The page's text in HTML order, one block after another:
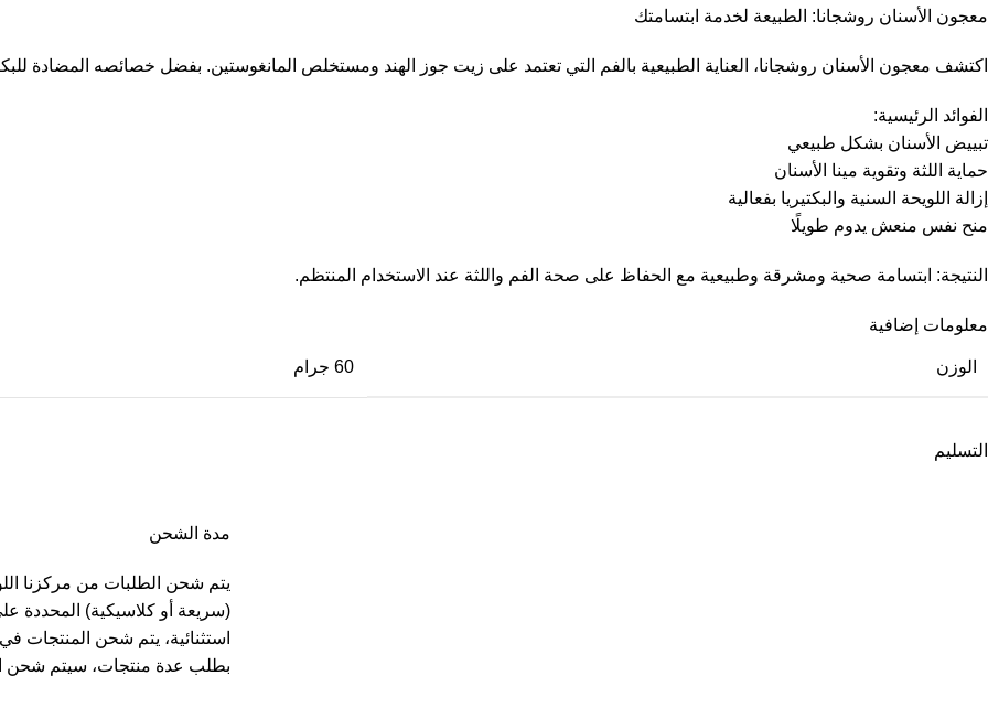
معجون الأسنان روشجانا: الطبيعة لخدمة ابتسامتك
اكتشف معجون الأسنان روشجانا، العناية الطبيعية بالفم التي تعتمد على زيت جوز الهند ومستخلص المانغوستين. بفضل خصائصه المضادة
الفوائد الرئيسية:
تبييض الأسنان بشكل طبيعي
حماية اللثة وتقوية مينا الأسنان
إزالة اللويحة السنية والبكتيريا بفعالية
منح نفس منعش يدوم طويلًا
النتيجة: ابتسامة صحية ومشرقة وطبيعية مع الحفاظ على صحة الفم واللثة عند الاستخدام المنتظم.
معلومات إضافية
الوزن 60 جرام
التسليم
مدة الشحن
يتم شحن الطلبات من مركزنا
(سريعة أو كلاسيكية) المحددة
بطلب عدة منتجات، سيتم شحن